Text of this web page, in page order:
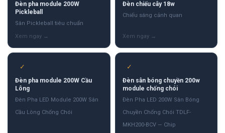
Đèn pha module 200W
Pickleball
Sân Pickleball tiêu chuẩn
Đèn chiếu cây 18w
Chiếu sáng cảnh quan
✓
Đèn pha module 200W Cầu
Lông
Đèn Pha LED Module 200W Sân
Cầu Lông Chống Chói
✓
Đèn sân bóng chuyền 200w
module chống chói
Đèn Pha LED 200W Sân Bóng
Chuyền Chống Chói TDLF-
MKH200-BCV — Chip